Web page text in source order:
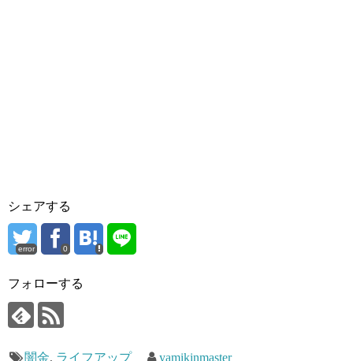
シェアする
error 0
フォローする
闇金, ライフアップ yamikinmaster